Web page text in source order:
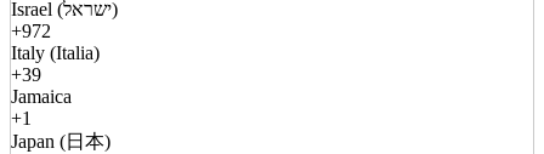
Israel (ישראל)
+972
Italy (Italia)
+39
Jamaica
+1
Japan (日本)